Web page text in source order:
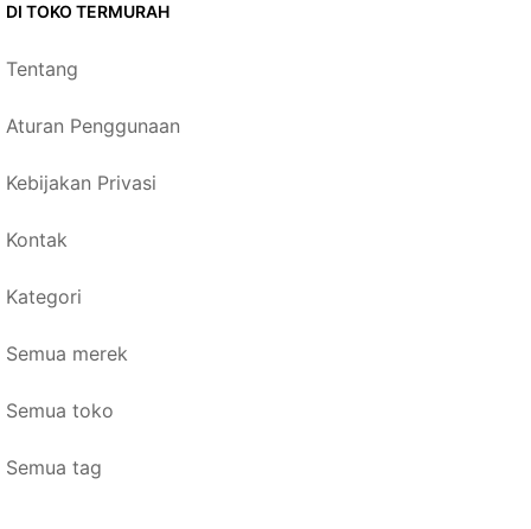
DI TOKO TERMURAH
Tentang
Aturan Penggunaan
Kebijakan Privasi
Kontak
Kategori
Semua merek
Semua toko
Semua tag